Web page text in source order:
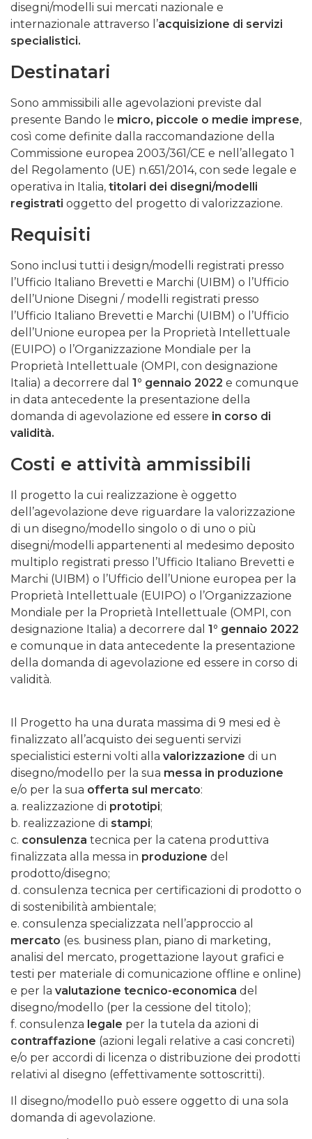
disegni/modelli sui mercati nazionale e
internazionale attraverso l’acquisizione di servizi
specialistici.
Destinatari
Sono ammissibili alle agevolazioni previste dal
presente Bando le micro, piccole o medie imprese,
così come definite dalla raccomandazione della
Commissione europea 2003/361/CE e nell’allegato 1
del Regolamento (UE) n.651/2014, con sede legale e
operativa in Italia, titolari dei disegni/modelli
registrati oggetto del progetto di valorizzazione.
Requisiti
Sono inclusi tutti i design/modelli registrati presso
l’Ufficio Italiano Brevetti e Marchi (UIBM) o l’Ufficio
dell’Unione Disegni / modelli registrati presso
l’Ufficio Italiano Brevetti e Marchi (UIBM) o l’Ufficio
dell’Unione europea per la Proprietà Intellettuale
(EUIPO) o l’Organizzazione Mondiale per la
Proprietà Intellettuale (OMPI, con designazione
Italia) a decorrere dal 1° gennaio 2022 e comunque
in data antecedente la presentazione della
domanda di agevolazione ed essere in corso di
validità.
Costi e attività ammissibili
Il progetto la cui realizzazione è oggetto
dell’agevolazione deve riguardare la valorizzazione
di un disegno/modello singolo o di uno o più
disegni/modelli appartenenti al medesimo deposito
multiplo registrati presso l’Ufficio Italiano Brevetti e
Marchi (UIBM) o l’Ufficio dell’Unione europea per la
Proprietà Intellettuale (EUIPO) o l’Organizzazione
Mondiale per la Proprietà Intellettuale (OMPI, con
designazione Italia) a decorrere dal 1° gennaio 2022
e comunque in data antecedente la presentazione
della domanda di agevolazione ed essere in corso di
validità.
Il Progetto ha una durata massima di 9 mesi ed è
finalizzato all’acquisto dei seguenti servizi
specialistici esterni volti alla valorizzazione di un
disegno/modello per la sua messa in produzione
e/o per la sua offerta sul mercato:
a. realizzazione di prototipi;
b. realizzazione di stampi;
c. consulenza tecnica per la catena produttiva
finalizzata alla messa in produzione del
prodotto/disegno;
d. consulenza tecnica per certificazioni di prodotto o
di sostenibilità ambientale;
e. consulenza specializzata nell’approccio al
mercato (es. business plan, piano di marketing,
analisi del mercato, progettazione layout grafici e
testi per materiale di comunicazione offline e online)
e per la valutazione tecnico-economica del
disegno/modello (per la cessione del titolo);
f. consulenza legale per la tutela da azioni di
contraffazione (azioni legali relative a casi concreti)
e/o per accordi di licenza o distribuzione dei prodotti
relativi al disegno (effettivamente sottoscritti).
Il disegno/modello può essere oggetto di una sola
domanda di agevolazione.